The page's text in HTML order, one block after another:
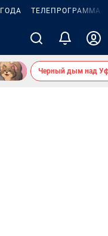
ТЕЛЕПРОГРАММА
Черный дым над